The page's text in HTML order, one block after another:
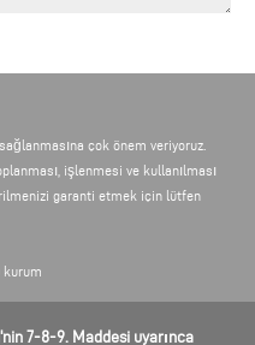
çok önem veriyoruz.
işlenmesi ve kullanılması
garanti etmek için lütfen
kurum
7-8-9. Maddesi uyarınca